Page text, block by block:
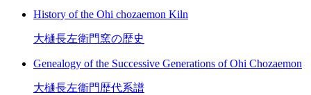
History of the Ohi chozaemon Kiln
大樋長左衛門窯の歴史
Genealogy of the Successive Generations of Ohi Chozaemon
大樋長左衞門歴代系譜